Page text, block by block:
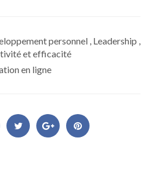
personnel , Leadership ,
et efficacité
en ligne